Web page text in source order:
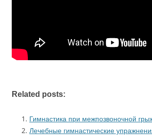
Related posts:
Гимнастика при межпозвоночной
Лечебные гимнастические